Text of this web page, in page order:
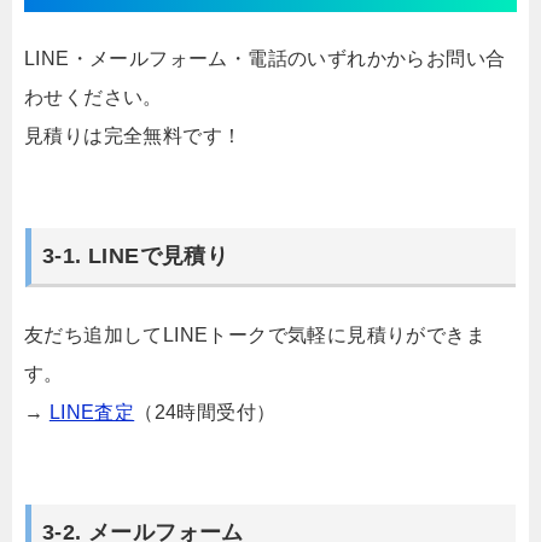
LINE・メールフォーム・電話のいずれかからお問い合
わせください。
見積りは完全無料です！
3-1. LINEで見積り
友だち追加してLINEトークで気軽に見積りができま
す。
→
LINE査定 （24時間受付）
3-2. メールフォーム